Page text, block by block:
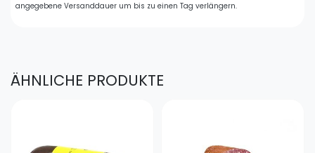
angegebene Versanddauer um bis zu einen Tag verlängern.
ÄHNLICHE PRODUKTE